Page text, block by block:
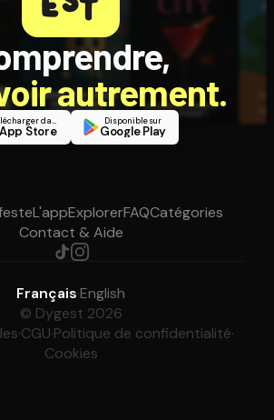
autrement.
Télécharger dans
Store
Disponible sur
Google Play
L'appExplorerFAQCatégories
Contact & Aide
Français·English
© Dygest 2026
·CGU·Politique de confidentialité·
Cookies